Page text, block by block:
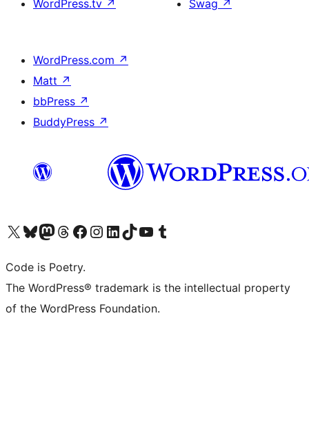
WordPress.tv ↗
Swag ↗
WordPress.com ↗
Matt ↗
bbPress ↗
BuddyPress ↗
Visit our X (formerly Twitter) account
Visit our Bluesky account
Visit our Mastodon account
Visit our Threads account
Visit our Facebook page
Visit our Instagram account
Visit our LinkedIn account
Visit our TikTok account
Visit our YouTube channel
Visit our Tumblr account
Code is Poetry.
The WordPress® trademark is the intellectual property
of the WordPress Foundation.